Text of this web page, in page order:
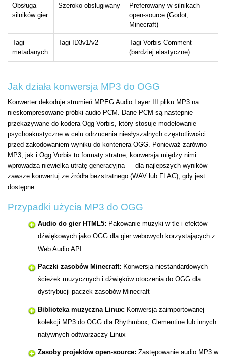
Obsługa
silników gier
Szeroko obsługiwany
Preferowany w silnikach
open-source (Godot,
Minecraft)
Tagi
metadanych
Tagi ID3v1/v2
Tagi Vorbis Comment
(bardziej elastyczne)
Jak działa konwersja MP3 do OGG
Konwerter dekoduje strumień MPEG Audio Layer III pliku MP3 na
nieskompresowane próbki audio PCM. Dane PCM są następnie
przekazywane do kodera Ogg Vorbis, który stosuje modelowanie
psychoakustyczne w celu odrzucenia niesłyszalnych częstotliwości
przed zakodowaniem wyniku do kontenera OGG. Ponieważ zarówno
MP3, jak i Ogg Vorbis to formaty stratne, konwersja między nimi
wprowadza niewielką utratę generacyjną — dla najlepszych wyników
zawsze konwertuj ze źródła bezstratnego (WAV lub FLAC), gdy jest
dostępne.
Przypadki użycia MP3 do OGG
Audio do gier HTML5: Pakowanie muzyki w tle i efektów
dźwiękowych jako OGG dla gier webowych korzystających z
Web Audio API
Paczki zasobów Minecraft: Konwersja niestandardowych
ścieżek muzycznych i dźwięków otoczenia do OGG dla
dystrybucji paczek zasobów Minecraft
Biblioteka muzyczna Linux: Konwersja zaimportowanej
kolekcji MP3 do OGG dla Rhythmbox, Clementine lub innych
natywnych odtwarzaczy Linux
Zasoby projektów open-source: Zastępowanie audio MP3 w